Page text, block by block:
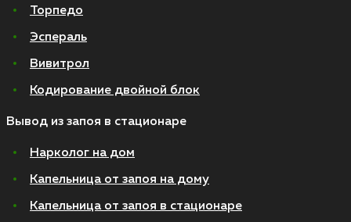
Торпедо
Эспераль
Вивитрол
Кодирование двойной блок
Вывод из запоя в стационаре
Нарколог на дом
Капельница от запоя на дому
Капельница от запоя в стационаре